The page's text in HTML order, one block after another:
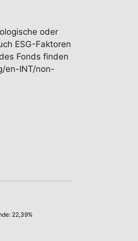
oder
ESG-Faktoren
Fonds finden
en-INT/non-
22,39%